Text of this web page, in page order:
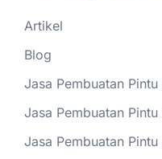
Artikel
Blog
Jasa Pembuatan
Jasa Pembuatan
Jasa Pembuatan Pintu